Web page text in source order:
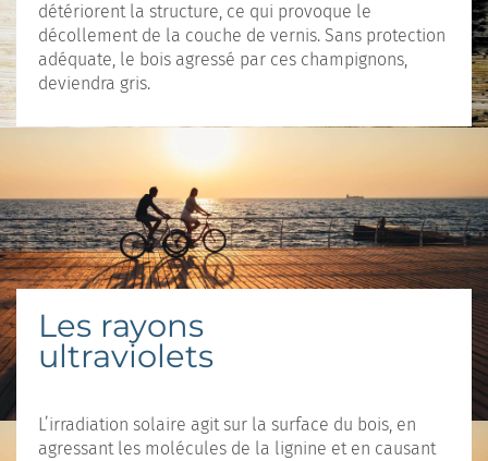
détériorent la structure, ce qui provoque le
décollement de la couche de vernis. Sans protection
adéquate, le bois agressé par ces champignons,
deviendra gris.
Les rayons
ultraviolets
L’irradiation solaire agit sur la surface du bois, en
agressant les molécules de la lignine et en causant